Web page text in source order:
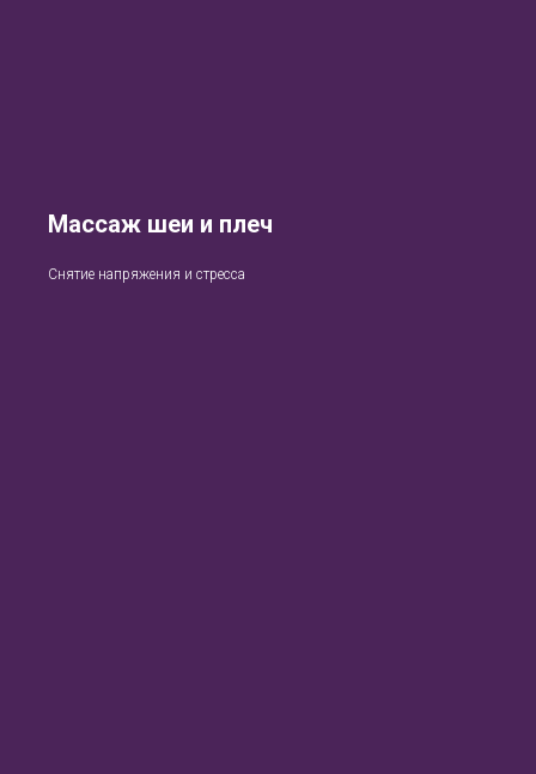
Массаж шеи и плеч
Снятие напряжения и стресса